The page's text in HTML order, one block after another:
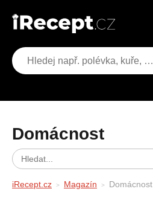
Domácnost
iRecept.cz Magazín Domácnost